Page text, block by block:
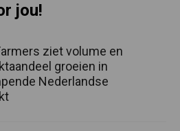
jou!
ziet volume en
groeien in
Nederlandse